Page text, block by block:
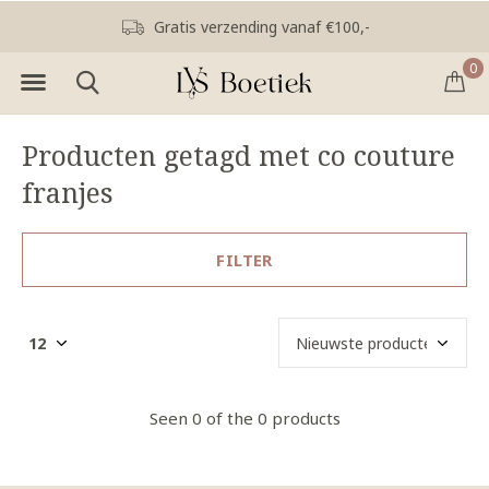
0
Gratis verzending vanaf €100,-
Producten getagd met co couture
franjes
FILTER
Seen 0 of the 0 products